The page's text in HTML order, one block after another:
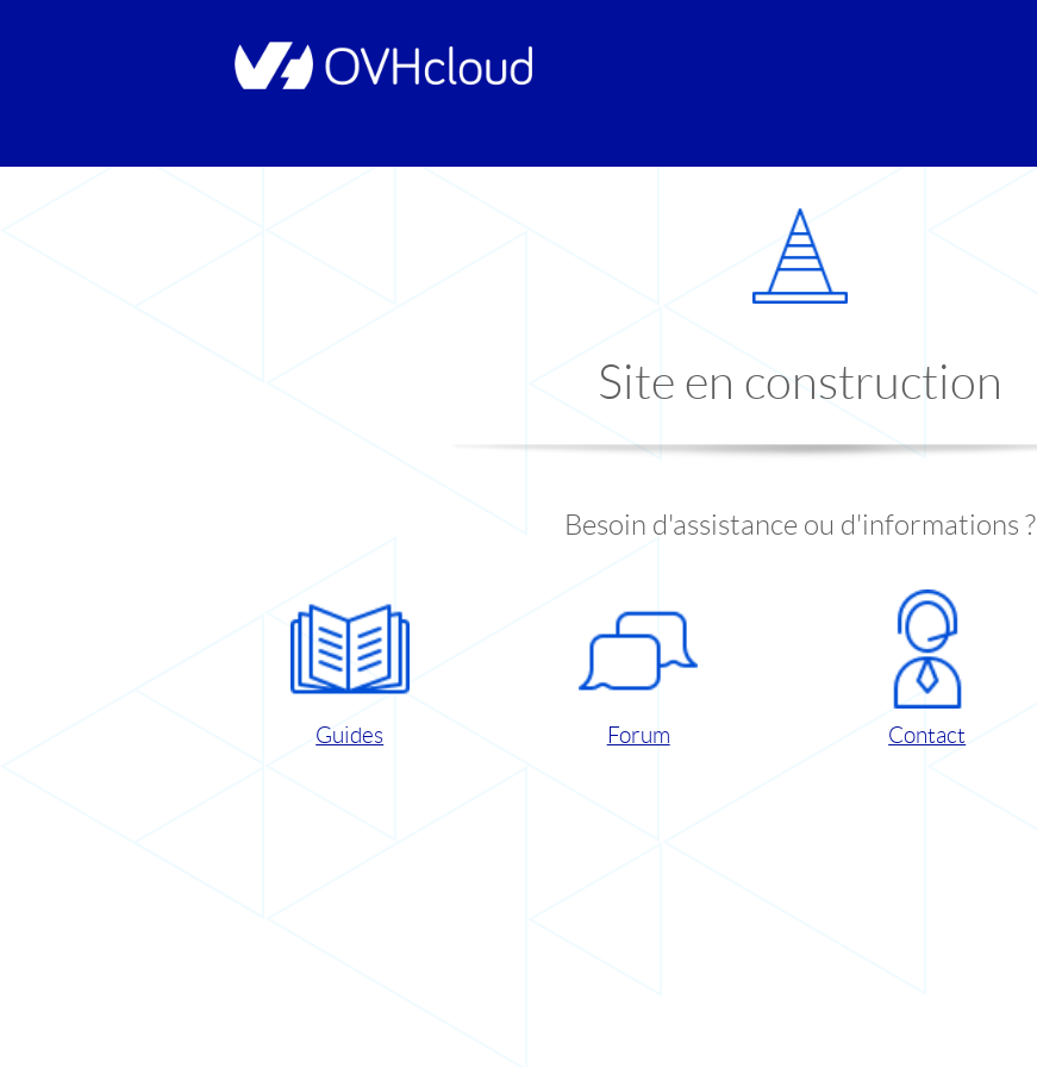
Site en construction
Besoin d'assistance ou d'informations ?
Guides Forum Contact